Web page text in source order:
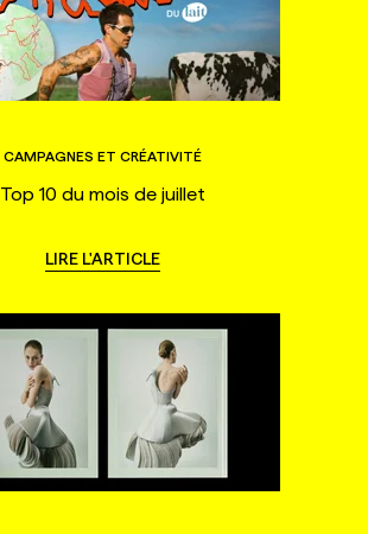
CAMPAGNES ET CRÉATIVITÉ
Top 10 du mois de juillet
LIRE L'ARTICLE